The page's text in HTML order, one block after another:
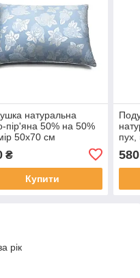
натуральна
пір'яна 50% на 50%
50х70 см
₴
Купити
пух,
580
рік